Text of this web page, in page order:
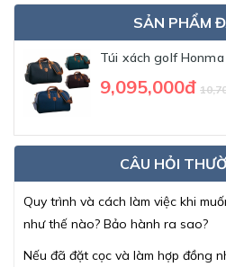
SẢN PHẨM
Túi xách golf Honma
9,095,000đ
CÂU HỎI
Quy trình và cách làm việc khi
như thế nào? Bảo hành ra sao?
Nếu đã đặt cọc và làm hợp đồng